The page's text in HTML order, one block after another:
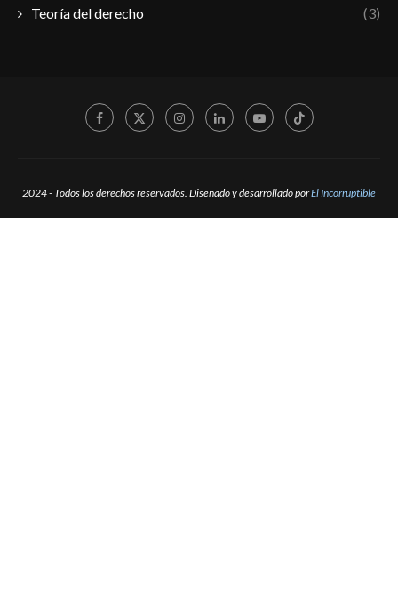
Teoría del derecho (3)
2024 - Todos los derechos reservados. Diseñado y desarrollado porEl Incorruptible